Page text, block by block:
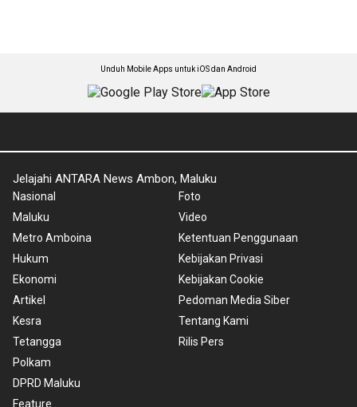
Unduh Mobile Apps untuk iOS dan Android
Jelajahi ANTARA News Ambon, Maluku
Nasional
Maluku
Metro Amboina
Hukum
Ekonomi
Artikel
Kesra
Tetangga
Polkam
DPRD Maluku
Feature
Foto
Video
Ketentuan Penggunaan
Kebijakan Privasi
Kebijakan Cookie
Pedoman Media Siber
Tentang Kami
Rilis Pers